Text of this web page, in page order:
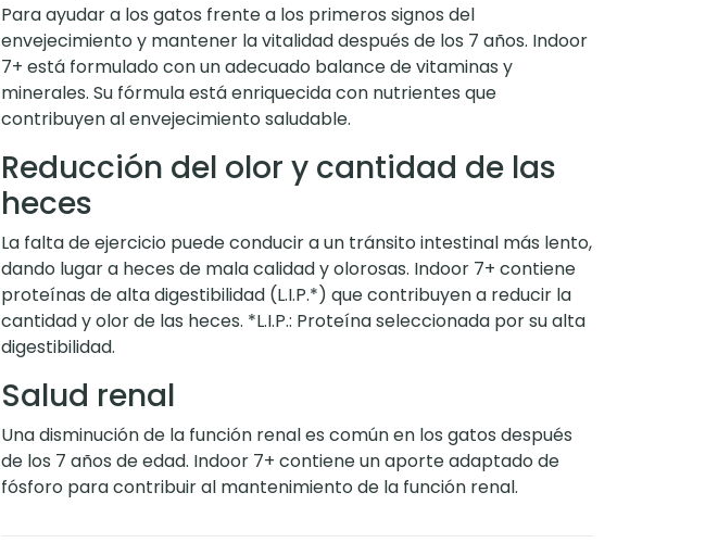
Para ayudar a los gatos frente a los primeros signos del
envejecimiento y mantener la vitalidad después de los 7 años. Indoor
7+ está formulado con un adecuado balance de vitaminas y
minerales. Su fórmula está enriquecida con nutrientes que
contribuyen al envejecimiento saludable.
Reducción del olor y cantidad de las
heces
La falta de ejercicio puede conducir a un tránsito intestinal más lento,
dando lugar a heces de mala calidad y olorosas. Indoor 7+ contiene
proteínas de alta digestibilidad (L.I.P.*) que contribuyen a reducir la
cantidad y olor de las heces. *L.I.P.: Proteína seleccionada por su alta
digestibilidad.
Salud renal
Una disminución de la función renal es común en los gatos después
de los 7 años de edad. Indoor 7+ contiene un aporte adaptado de
fósforo para contribuir al mantenimiento de la función renal.